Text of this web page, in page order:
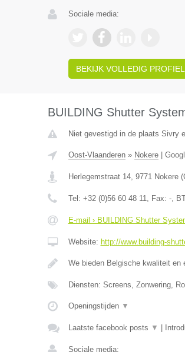
Sociale media:
BEKIJK VOLLEDIG PROFIEL
BUILDING Shutter
Niet gevestigd in de plaats Sivry
Oost-Vlaanderen» Nokere|
Herlegemstraat 14, 9771 Nokere(
Tel: +32 (0)56 60 48 11, Fax: -,
E-mail › BUILDING Shutter
Website: http://www.building-
We bieden Belgische kwaliteit en
Diensten: Screens, Zonwering,
Openingstijden ▼
Laatste facebook posts ▼
Sociale media: